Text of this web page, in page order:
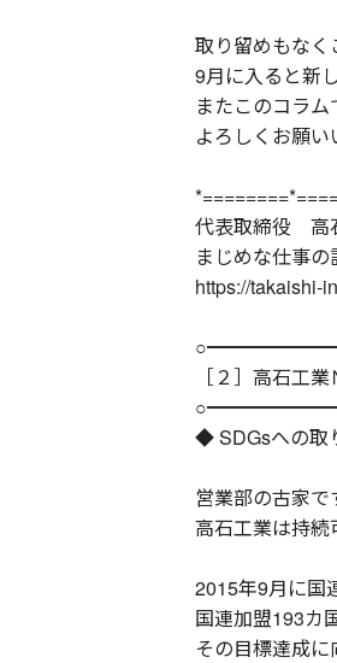
取り留めもなく
9月に入ると新
またこのコラム
よろしくお願い
代表取締役 高
まじめな仕事
https://takaishi-
［２］高石工
◆ SDGsへの取
営業部の古家で
高石工業は持続
2015年9月に国
国連加盟193カ
その目標達成に